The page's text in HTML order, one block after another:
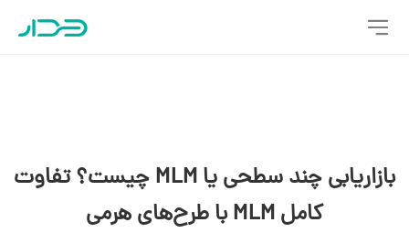
بازاریابی چند سطحی یا MLM چیست؟ تفاوت
کامل MLM با طرح‌های هرمی